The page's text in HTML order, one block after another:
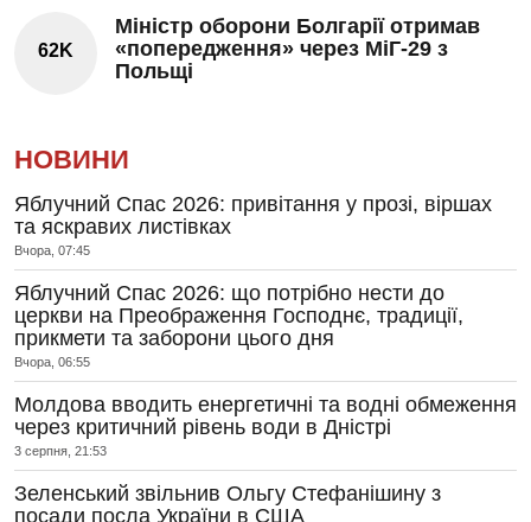
62K
Міністр оборони Болгарії отримав
«попередження» через МіГ-29 з
Польщі
НОВИНИ
Яблучний Спас 2026: привітання у прозі, віршах
та яскравих листівках
Вчора, 07:45
Яблучний Спас 2026: що потрібно нести до
церкви на Преображення Господнє, традиції,
прикмети та заборони цього дня
Вчора, 06:55
Молдова вводить енергетичні та водні обмеження
через критичний рівень води в Дністрі
3 серпня, 21:53
Зеленський звільнив Ольгу Стефанішину з
посади посла України в США